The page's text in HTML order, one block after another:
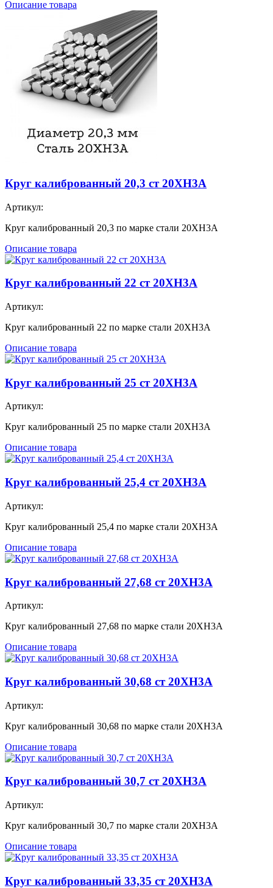
Описание товара
Круг калиброванный 20,3 ст 20ХН3А
Артикул:
Круг калиброванный 20,3 по марке стали 20ХН3А
Описание товара
Круг калиброванный 22 ст 20ХН3А
Артикул:
Круг калиброванный 22 по марке стали 20ХН3А
Описание товара
Круг калиброванный 25 ст 20ХН3А
Артикул:
Круг калиброванный 25 по марке стали 20ХН3А
Описание товара
Круг калиброванный 25,4 ст 20ХН3А
Артикул:
Круг калиброванный 25,4 по марке стали 20ХН3А
Описание товара
Круг калиброванный 27,68 ст 20ХН3А
Артикул:
Круг калиброванный 27,68 по марке стали 20ХН3А
Описание товара
Круг калиброванный 30,68 ст 20ХН3А
Артикул:
Круг калиброванный 30,68 по марке стали 20ХН3А
Описание товара
Круг калиброванный 30,7 ст 20ХН3А
Артикул:
Круг калиброванный 30,7 по марке стали 20ХН3А
Описание товара
Круг калиброванный 33,35 ст 20ХН3А